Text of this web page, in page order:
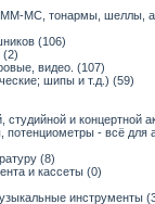
ММ-МС, тонармы, шеллы,
(106)
(2)
видео. (107)
шипы и т.д.) (59)
и концертной
потенциометры - всё
(8)
и кассеты (0)
инструменты